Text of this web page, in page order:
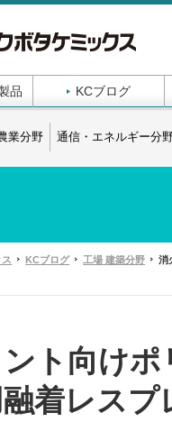
品 KCブログ
業分野 通信・エネルギー分
KCブログ 工場 建築分野 消
ト向けポ
着レス